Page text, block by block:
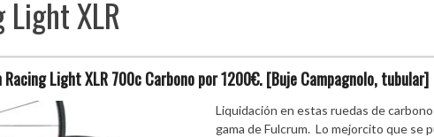
XLR
Racing Light XLR 700c Carbono por 1200€. [Buje Campagnolo, tubular]
Liquidación en estas ruedas de
gama de Fulcrum. Lo mejorcito que se